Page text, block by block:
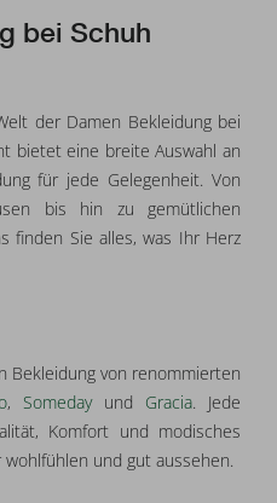
bei Schuh
der Damen Bekleidung bei
bietet eine breite Auswahl an
für jede Gelegenheit. Von
bis hin zu gemütlichen
finden Sie alles, was Ihr Herz
Bekleidung von renommierten
, Somedayund Gracia . Jede
Komfort und modisches
und gut aussehen.